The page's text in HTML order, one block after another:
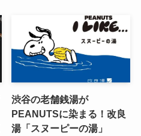
渋谷の老舗銭湯が
PEANUTSに染まる！改良
湯「スヌーピーの湯」